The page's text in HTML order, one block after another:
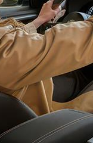
mano